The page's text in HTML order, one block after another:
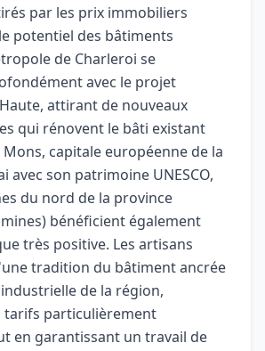
par les prix immobiliers
potentiel des bâtiments
de Charleroi se
avec le projet
attirant de nouveaux
qui rénovent le bâti existant
capitale européenne de la
avec son patrimoine UNESCO,
du nord de la province
bénéficient également
très positive. Les artisans
tradition du bâtiment ancrée
de la région,
tarifs particulièrement
en garantissant un travail de